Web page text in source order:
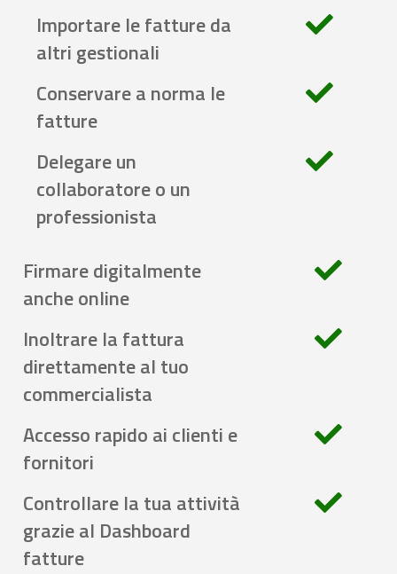
Importare le fatture da
altri gestionali
Conservare a norma le
fatture
Delegare un
collaboratore o un
professionista
Firmare digitalmente
anche online
Inoltrare la fattura
direttamente al tuo
commercialista
Accesso rapido ai clienti e
fornitori
Controllare la tua attività
grazie al Dashboard
fatture